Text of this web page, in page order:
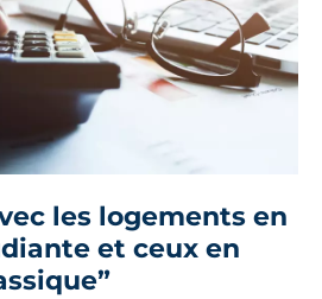
les logements en
et ceux en